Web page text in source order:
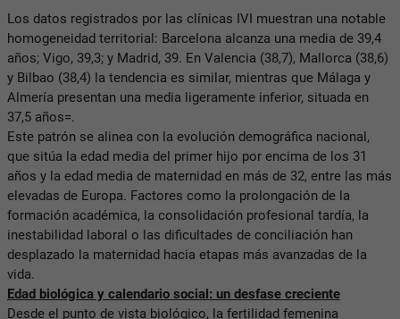
Los datos registrados por las clínicas IVI muestran una notable
homogeneidad territorial: Barcelona alcanza una media de 39,4
años; Vigo, 39,3; y Madrid, 39. En Valencia (38,7), Mallorca (38,6)
y Bilbao (38,4) la tendencia es similar, mientras que Málaga y
Almería presentan una media ligeramente inferior, situada en
37,5 años=.
Este patrón se alinea con la evolución demográfica nacional,
que sitúa la edad media del primer hijo por encima de los 31
años y la edad media de maternidad en más de 32, entre las más
elevadas de Europa. Factores como la prolongación de la
formación académica, la consolidación profesional tardía, la
inestabilidad laboral o las dificultades de conciliación han
desplazado la maternidad hacia etapas más avanzadas de la
vida.
Edad biológica y calendario social: un desfase creciente
Desde el punto de vista biológico, la fertilidad femenina